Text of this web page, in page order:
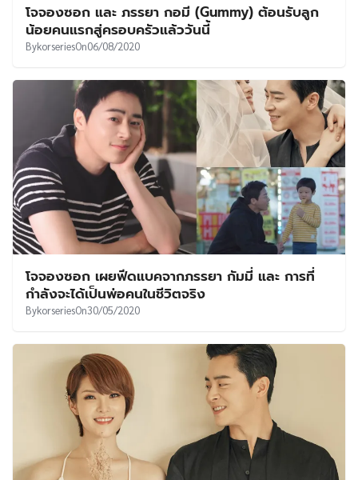
โจจองซอก และ ภรรยา กอมี (Gummy) ต้อนรับลูก
น้อยคนแรกสู่ครอบครัวแล้ววันนี้
BykorseriesOn06/08/2020
โจจองซอก เผยฟีดแบคจากภรรยา กัมมี่ และ การที่
กำลังจะได้เป็นพ่อคนในชีวิตจริง
BykorseriesOn30/05/2020